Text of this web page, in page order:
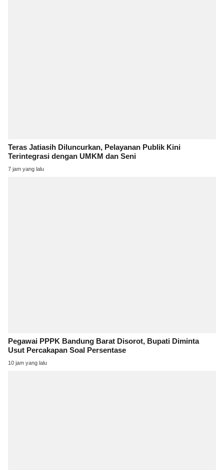
Teras Jatiasih Diluncurkan, Pelayanan Publik Kini
Terintegrasi dengan UMKM dan Seni
7 jam yang lalu
Pegawai PPPK Bandung Barat Disorot, Bupati Diminta
Usut Percakapan Soal Persentase
10 jam yang lalu